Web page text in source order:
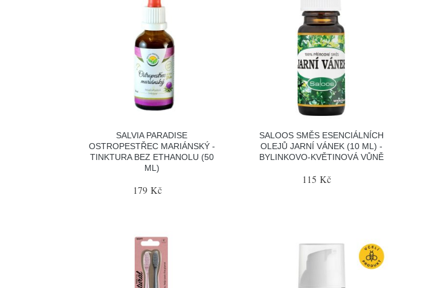
SALVIA PARADISE
OSTROPESTŘEC MARIÁNSKÝ -
TINKTURA BEZ ETHANOLU (50
ML)
179 Kč
SALOOS SMĚS ESENCIÁLNÍCH
OLEJŮ JARNÍ VÁNEK (10 ML) -
BYLINKOVO-KVĚTINOVÁ VŮNĚ
115 Kč